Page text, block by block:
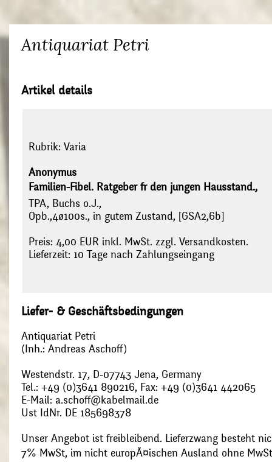
Antiquariat Petri
Artikel details
Rubrik: Varia
Anonymus
Familien-Fibel. Ratgeber fr den jungen Hausstand.,
TPA, Buchs o.J.,
Opb.,4ø100s., in gutem Zustand, [GSA2,6b]
Preis: 4,00 EUR inkl. MwSt. zzgl. Versandkosten.
Lieferzeit: 10 Tage nach Zahlungseingang
Liefer- & Geschäftsbedingungen
Antiquariat Petri
(Inh.: Andreas Aschoff)
Westendstr. 17, D-07743 Jena, Germany
Tel.: +49 (0)3641 890216, Fax: +49 (0)3641 442065
E-Mail: a.schoff@kabelmail.de
Ust IdNr. DE 185698378
Unser Angebot ist freibleibend. Lieferzwang besteht
7% MwSt, im nicht europÃ¤ischen Ausland ohne